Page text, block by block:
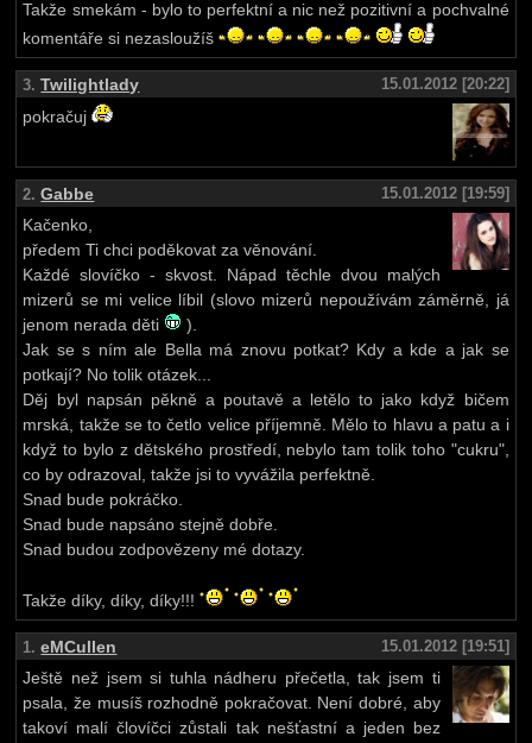
Takže smekám - bylo to perfektní a nic než pozitivní a pochvalné
komentáře si nezasloužíš
3. Twilightlady
15.01.2012 [20:22]
pokračuj
2. Gabbe
15.01.2012 [19:59]
Kačenko,
předem Ti chci poděkovat za věnování.
Každé slovíčko - skvost. Nápad těchle dvou malých
mizerů se mi velice líbil (slovo mizerů nepoužívám záměrně, já
jenom nerada děti
).
Jak se s ním ale Bella má znovu potkat? Kdy a kde a jak se
potkají? No tolik otázek...
Děj byl napsán pěkně a poutavě a letělo to jako když bičem
mrská, takže se to četlo velice příjemně. Mělo to hlavu a patu a i
když to bylo z dětského prostředí, nebylo tam tolik toho "cukru",
co by odrazoval, takže jsi to vyvážila perfektně.
Snad bude pokráčko.
Snad bude napsáno stejně dobře.
Snad budou zodpovězeny mé dotazy.
Takže díky, díky, díky!!!
1. eMCullen
15.01.2012 [19:51]
Ještě než jsem si tuhla nádheru přečetla, tak jsem ti
psala, že musíš rozhodně pokračovat. Není dobré, aby
takoví malí človíčci zůstali tak nešťastní a jeden bez